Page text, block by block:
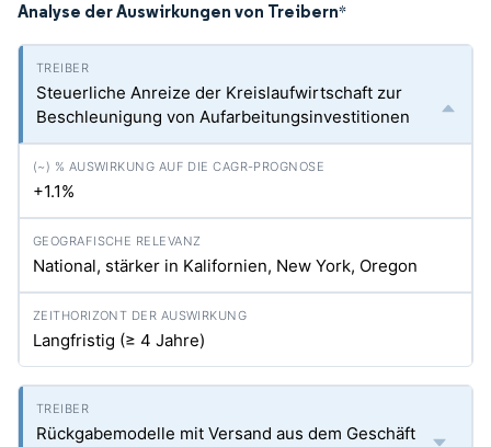
Analyse der Auswirkungen von Treibern*
Steuerliche Anreize der Kreislaufwirtschaft zur
Beschleunigung von Aufarbeitungsinvestitionen
+1.1%
National, stärker in Kalifornien, New York, Oregon
Langfristig (≥ 4 Jahre)
Rückgabemodelle mit Versand aus dem Geschäft